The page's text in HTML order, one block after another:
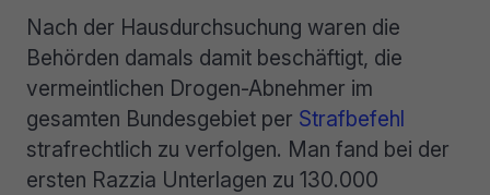
Nach der Hausdurchsuchung waren die
Behörden damals damit beschäftigt, die
vermeintlichen Drogen-Abnehmer im
gesamten Bundesgebiet per Strafbefehl
strafrechtlich zu verfolgen. Man fand bei der
ersten Razzia Unterlagen zu 130.000